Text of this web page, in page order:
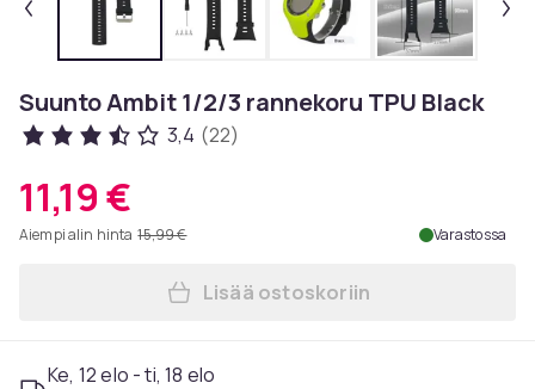
Suunto Ambit 1/2/3 rannekoru TPU Black
3,4 (22)
11,19 €
Aiempi alin hinta 15,99 € Varastossa
Lisää Suunto Ambit 1/2/3
Lisää ostoskoriin
Ke, 12 elo - ti, 18 elo